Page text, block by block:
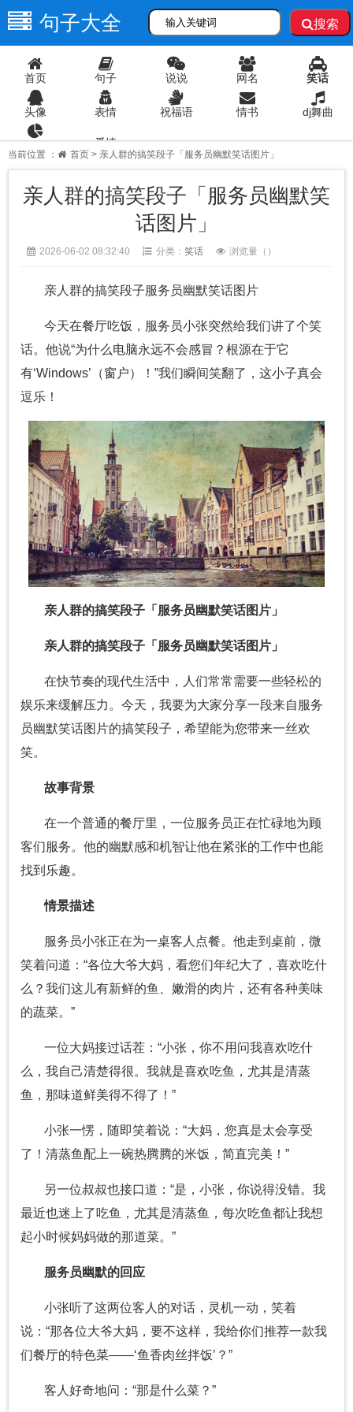
句子大全 搜索
首页 句子 说说 网名 笑话
头像 表情 祝福语 情书 dj舞曲
爱情
当前位置 ： 首页 > 亲人群的搞笑段子「服务员幽默笑话图片」
亲人群的搞笑段子「服务员幽默笑
话图片」
2026-06-02 08:32:40 分类： 笑话 浏览量（ ）
亲人群的搞笑段子服务员幽默笑话图片
今天在餐厅吃饭，服务员小张突然给我们讲了个笑
话。他说“为什么电脑永远不会感冒？根源在于它
有‘Windows’（窗户）！”我们瞬间笑翻了，这小子真会
逗乐！
亲人群的搞笑段子「服务员幽默笑话图片」
亲人群的搞笑段子「服务员幽默笑话图片」
在快节奏的现代生活中，人们常常需要一些轻松的
娱乐来缓解压力。今天，我要为大家分享一段来自服务
员幽默笑话图片的搞笑段子，希望能为您带来一丝欢
笑。
故事背景
在一个普通的餐厅里，一位服务员正在忙碌地为顾
客们服务。他的幽默感和机智让他在紧张的工作中也能
找到乐趣。
情景描述
服务员小张正在为一桌客人点餐。他走到桌前，微
笑着问道：“各位大爷大妈，看您们年纪大了，喜欢吃什
么？我们这儿有新鲜的鱼、嫩滑的肉片，还有各种美味
的蔬菜。”
一位大妈接过话茬：“小张，你不用问我喜欢吃什
么，我自己清楚得很。我就是喜欢吃鱼，尤其是清蒸
鱼，那味道鲜美得不得了！”
小张一愣，随即笑着说：“大妈，您真是太会享受
了！清蒸鱼配上一碗热腾腾的米饭，简直完美！”
另一位叔叔也接口道：“是，小张，你说得没错。我
最近也迷上了吃鱼，尤其是清蒸鱼，每次吃鱼都让我想
起小时候妈妈做的那道菜。”
服务员幽默的回应
小张听了这两位客人的对话，灵机一动，笑着
说：“那各位大爷大妈，要不这样，我给你们推荐一款我
们餐厅的特色菜——‘鱼香肉丝拌饭’？”
客人好奇地问：“那是什么菜？”